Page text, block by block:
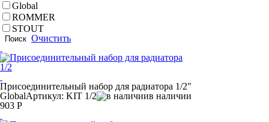
Global
ROMMER
STOUT
Поиск Очистить
Присоединительный набор для радиатора 1/2"
GlobalАртикул: KIT 1/2
в наличии
903 Р